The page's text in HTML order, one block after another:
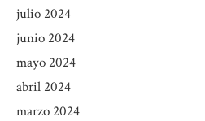
julio 2024
junio 2024
mayo 2024
abril 2024
marzo 2024